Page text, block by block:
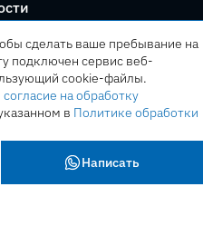
Написать
сделать ваше пребывание на
подключен сервис веб-
cookie-файлы.
согласие на обработку
в Политике обработки